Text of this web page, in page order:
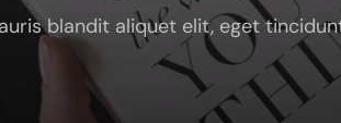
blandit aliquet elit, eget